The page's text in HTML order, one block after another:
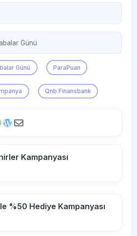
Günü
Günü ParaPuan
Qnb Finansbank
Kampanyası
%50 Hediye Kampanyası